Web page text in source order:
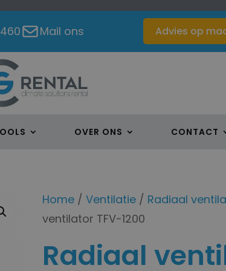
Mail ons Advies op
OVER ONS CONTACT
Home /Ventilatie / Radiaal
ventilator TFV-1200
Radiaal